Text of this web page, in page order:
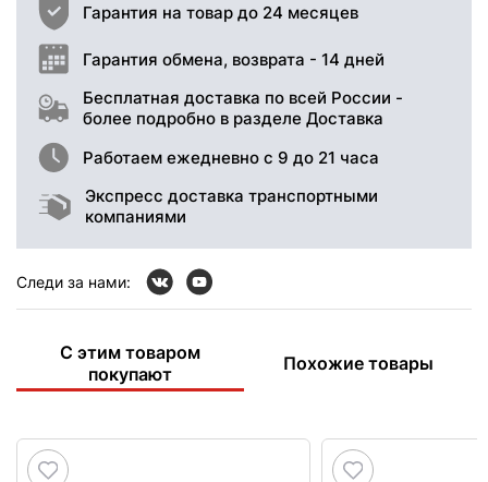
Гарантия на товар до 24 месяцев
Гарантия обмена, возврата - 14 дней
Бесплатная доставка по всей России -
более подробно в разделе Доставка
Работаем ежедневно с 9 до 21 часа
Экспресс доставка транспортными
компаниями
Следи за нами:
С этим товаром
покупают
Похожие товары